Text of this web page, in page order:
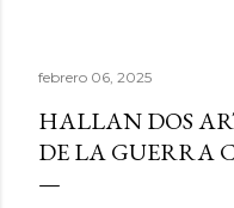
febrero 06, 2025
HALLAN DOS
DE LA GUERRA